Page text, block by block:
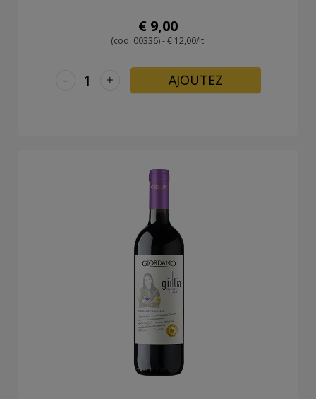
€ 9,00
(cod. 00336) - € 12,00/lt.
+
- AJOUTEZ